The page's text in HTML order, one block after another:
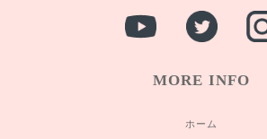
MORE INFO
ホーム